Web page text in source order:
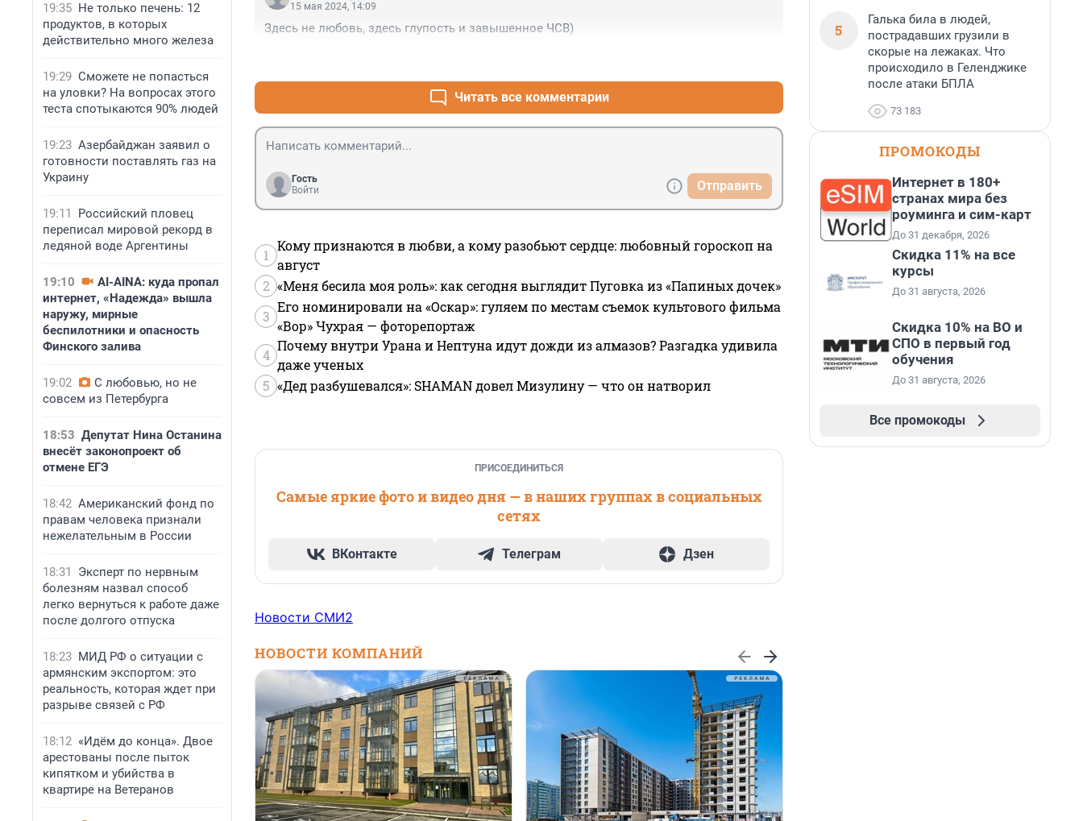
19:35 Не только печень: 12
продуктов, в которых
действительно много железа
19:29 Сможете не попасться
на уловки? На вопросах этого
теста спотыкаются 90% людей
19:23 Азербайджан заявил о
готовности поставлять газ на
Украину
19:11
Российский пловец
переписал мировой рекорд в
ледяной воде Аргентины
19:10
AI-AINA: куда пропал
интернет, «Надежда» вышла
наружу, мирные
беспилотники и опасность
Финского залива
19:02
С любовью, но не
совсем из Петербурга
18:53 Депутат Нина Останина
внесёт законопроект об
отмене ЕГЭ
18:42 Американский фонд по
правам человека признали
нежелательным в России
18:31
Эксперт по нервным
болезням назвал способ
легко вернуться к работе даже
после долгого отпуска
18:23 МИД РФ о ситуации с
армянским экспортом: это
реальность, которая ждет при
разрыве связей с РФ
18:12 «Идём до конца». Двое
арестованы после пыток
кипятком и убийства в
квартире на Ветеранов
15 мая 2024, 14:09
Здесь не любовь, здесь глупость и завышенное ЧСВ)
Читать все комментарии
Гость
Войти
Отправить
1
Кому признаются в любви, а кому разобьют сердце: любовный гороскоп на
август
2 «Меня бесила моя роль»: как сегодня выглядит Пуговка из «Папиных дочек»
3
Его номинировали на «Оскар»: гуляем по местам съемок культового фильма
«Вор» Чухрая — фоторепортаж
4
Почему внутри Урана и Нептуна идут дожди из алмазов? Разгадка удивила
даже ученых
5 «Дед разбушевался»: SHAMAN довел Мизулину — что он натворил
ПРИСОЕДИНИТЬСЯ
Самые яркие фото и видео дня — в наших группах в социальных
сетях
ВКонтакте Телеграм Дзен
Новости СМИ2
НОВОСТИ КОМПАНИЙ
5
Галька била в людей,
пострадавших грузили в
скорые на лежаках. Что
происходило в Геленджике
после атаки БПЛА
73 183
ПРОМОКОДЫ
Интернет в 180+
странах мира без
роуминга и сим-карт
До 31 декабря, 2026
Скидка 11% на все
курсы
До 31 августа, 2026
Скидка 10% на ВО и
СПО в первый год
обучения
До 31 августа, 2026
Все промокоды